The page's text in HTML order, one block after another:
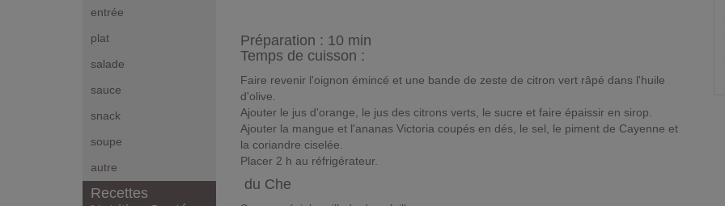
entrée
plat
salade
sauce
snack
soupe
autre
Recettes
Préparation : 10 min
Temps de cuisson :
Faire revenir l'oignon émincé et une bande de zeste de citron vert râpé dans l'huile
d'olive.
Ajouter le jus d'orange, le jus des citrons verts, le sucre et faire épaissir en sirop.
Ajouter la mangue et l'ananas Victoria coupés en dés, le sel, le piment de Cayenne et
la coriandre ciselée.
Placer 2 h au réfrigérateur.
du Che